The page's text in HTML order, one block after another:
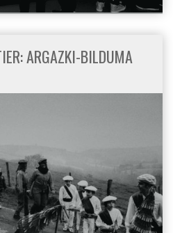
ARGAZKI-BILDUMA